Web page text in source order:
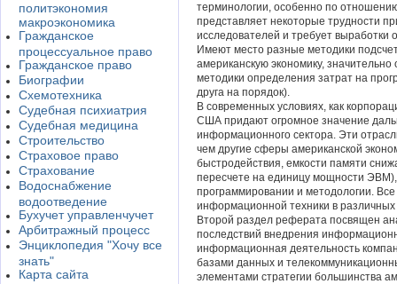
политэкономия
макроэкономика
Гражданское
процессуальное право
Гражданское право
Биографии
Схемотехника
Судебная психиатрия
Судебная медицина
Строительство
Страховое право
Страхование
Водоснабжение
водоотведение
Бухучет управленчучет
Арбитражный процесс
Энциклопедия "Хочу все
знать"
Карта сайта
терминологии, особенно по
представляет некоторые трудности
исследователей и требует выработки
Имеют место разные методики
американскую экономику,
методики определения затрат на
друга на порядок).
В современных условиях, как
США придают огромное значение
информационного сектора. Эти
чем другие сферы американской
быстродействия, емкости памяти
пересчете на единицу мощности ЭВМ),
программировании и методологии.
информационной техники в различных
Второй раздел реферата посвящен
последствий внедрения
информационная деятельность
базами данных и
элементами стратегии большинства